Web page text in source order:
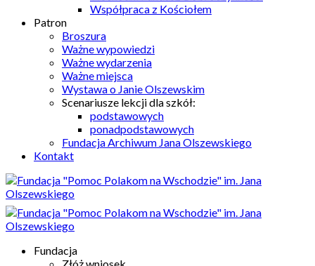
Współpraca z Kościołem
Patron
Broszura
Ważne wypowiedzi
Ważne wydarzenia
Ważne miejsca
Wystawa o Janie Olszewskim
Scenariusze lekcji dla szkół:
podstawowych
ponadpodstawowych
Fundacja Archiwum Jana Olszewskiego
Kontakt
Fundacja